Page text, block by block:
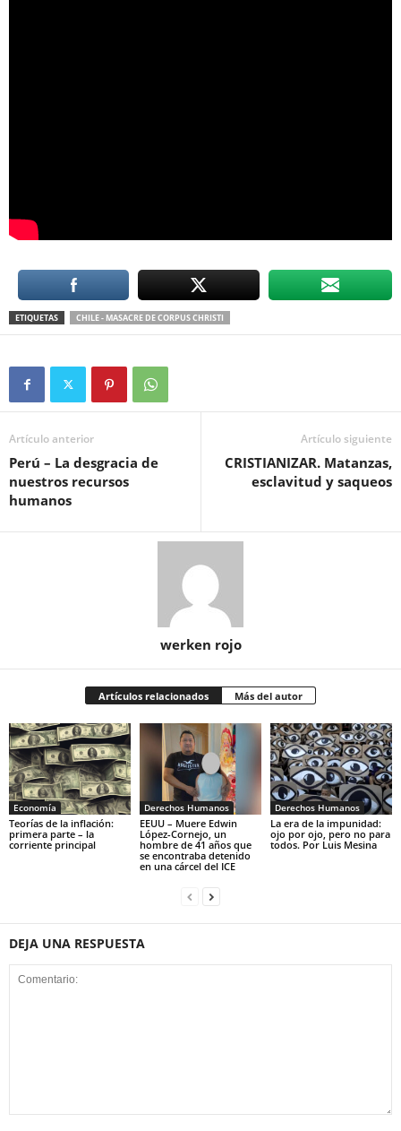
ETIQUETAS CHILE - MASACRE DE CORPUS CHRISTI
Artículo anterior
Perú – La desgracia de
nuestros recursos
humanos
Artículo siguiente
CRISTIANIZAR. Matanzas,
esclavitud y saqueos
werken rojo
Artículos relacionados Más del autor
Economía
Teorías de la inflación:
primera parte – la
corriente principal
Derechos Humanos
EEUU – Muere Edwin
López-Cornejo, un
hombre de 41 años que
se encontraba detenido
en una cárcel del ICE
Derechos Humanos
La era de la impunidad:
ojo por ojo, pero no para
todos. Por Luis Mesina
DEJA UNA RESPUESTA